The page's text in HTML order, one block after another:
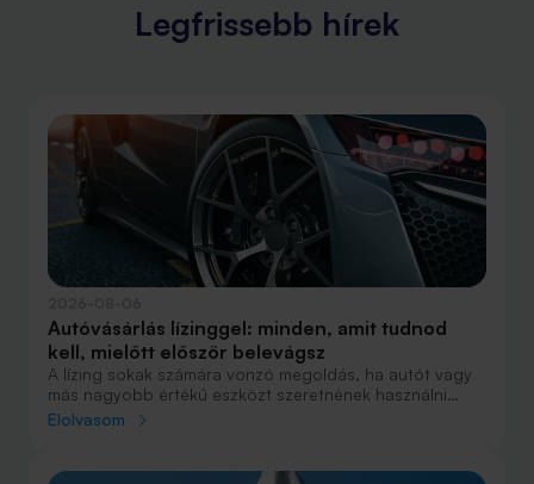
Legfrissebb hírek
Autóvásárlás lízinggel: minden, amit tudnod
kell, mielőtt először belevágsz
A lízing sokak számára vonzó megoldás, ha autót vagy
más nagyobb értékű eszközt szeretnének használni
anélkül, hogy azt egy összegben ki kellene fizetniük.
fogalmak közül, amelyekkel biztosan találkozol.
Elolvasom